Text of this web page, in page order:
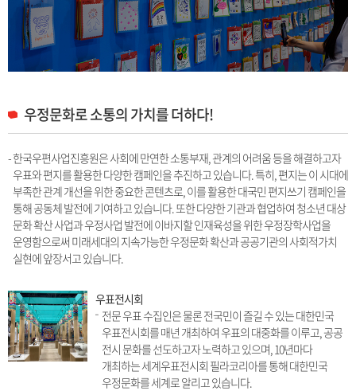
우정문화로 소통의 가치를 더하다!
- 한국우편사업진흥원은 사회에 만연한 소통부재, 관계의 어려움 등을 해결하고자
우표와 편지를 활용한 다양한 캠페인을 추진하고 있습니다. 특히, 편지는 이 시대에
부족한 관계 개선을 위한 중요한 콘텐츠로, 이를 활용한 대국민 편지쓰기 캠페인을
통해 공동체 발전에 기여하고 있습니다. 또한 다양한 기관과 협업하여 청소년 대상
문화 확산 사업과 우정사업 발전에 이바지할 인재육성을 위한 우정장학사업을
운영함으로써 미래세대의 지속가능한 우정문화 확산과 공공기관의 사회적가치
실현에 앞장서고 있습니다.
우표전시회
전문 우표 수집인은 물론 전국민이 즐길 수 있는 대한민국
우표전시회를 매년 개최하여 우표의 대중화를 이루고, 공공
전시 문화를 선도하고자 노력하고 있으며, 10년마다
개최하는 세계우표전시회 필라코리아를 통해 대한민국
우정문화를 세계로 알리고 있습니다.